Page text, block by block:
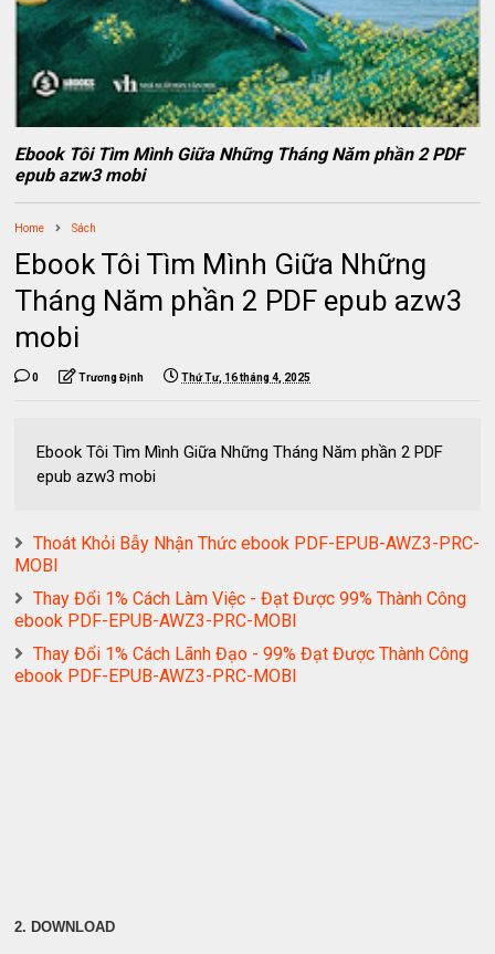
Ebook Tôi Tìm Mình Giữa Những Tháng Năm phần 2 PDF
epub azw3 mobi
Home Sách
Ebook Tôi Tìm Mình Giữa Những
Tháng Năm phần 2 PDF epub azw3
mobi
0 Trương Định Thứ Tư, 16 tháng 4, 2025
Ebook Tôi Tìm Mình Giữa Những Tháng Năm phần 2 PDF
epub azw3 mobi
Thoát Khỏi Bẫy Nhận Thức ebook PDF-EPUB-AWZ3-PRC-
MOBI
Thay Đổi 1% Cách Làm Việc - Đạt Được 99% Thành Công
ebook PDF-EPUB-AWZ3-PRC-MOBI
Thay Đổi 1% Cách Lãnh Đạo - 99% Đạt Được Thành Công
ebook PDF-EPUB-AWZ3-PRC-MOBI
2. DOWNLOAD